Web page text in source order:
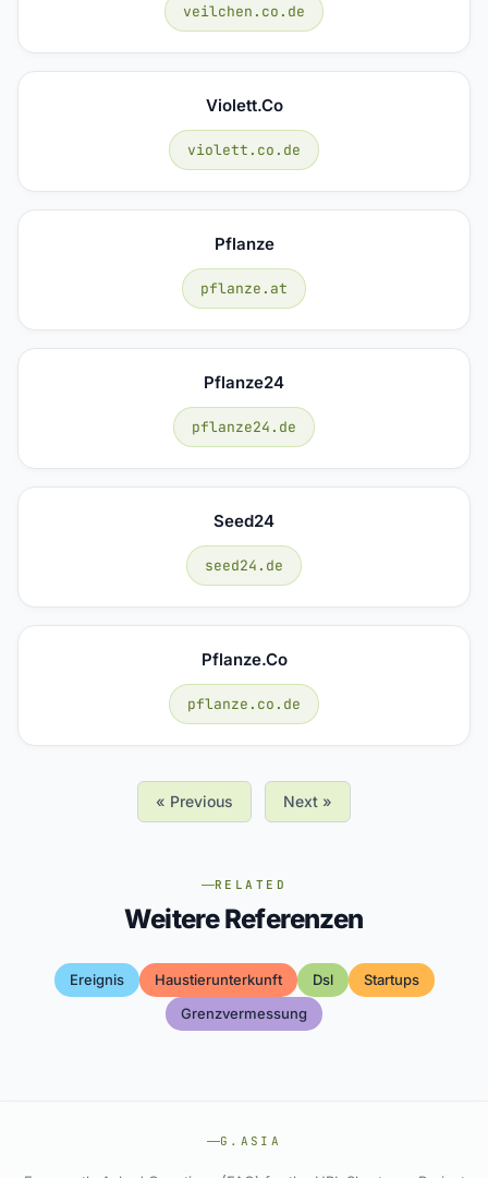
veilchen.co.de
Violett.co
violett.co.de
Pflanze
pflanze.at
Pflanze24
pflanze24.de
Seed24
seed24.de
Pflanze.co
pflanze.co.de
« Previous Next »
RELATED
Weitere Referenzen
Ereignis Haustierunterkunft Dsl
Startups
Grenzvermessung
G.ASIA